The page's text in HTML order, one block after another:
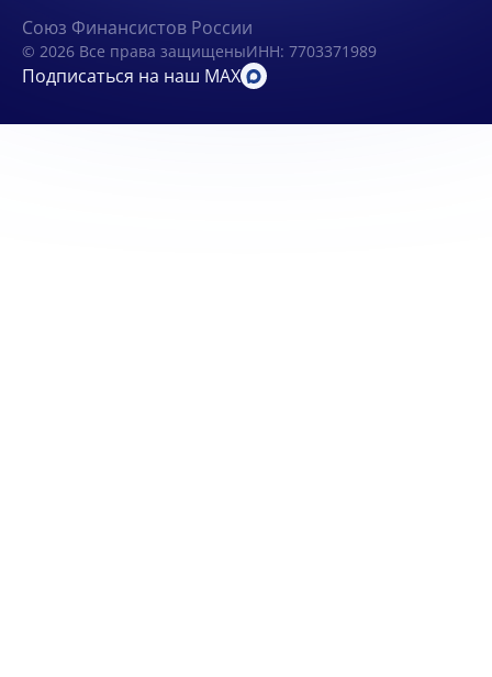
Союз Финансистов России
© 2026 Все права защищеныИНН: 7703371989
Подписаться на наш MAX